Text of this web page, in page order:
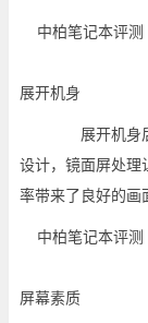
展开机身
展开机身后
设计，镜面屏处理
率带来了良好的画
屏幕素质